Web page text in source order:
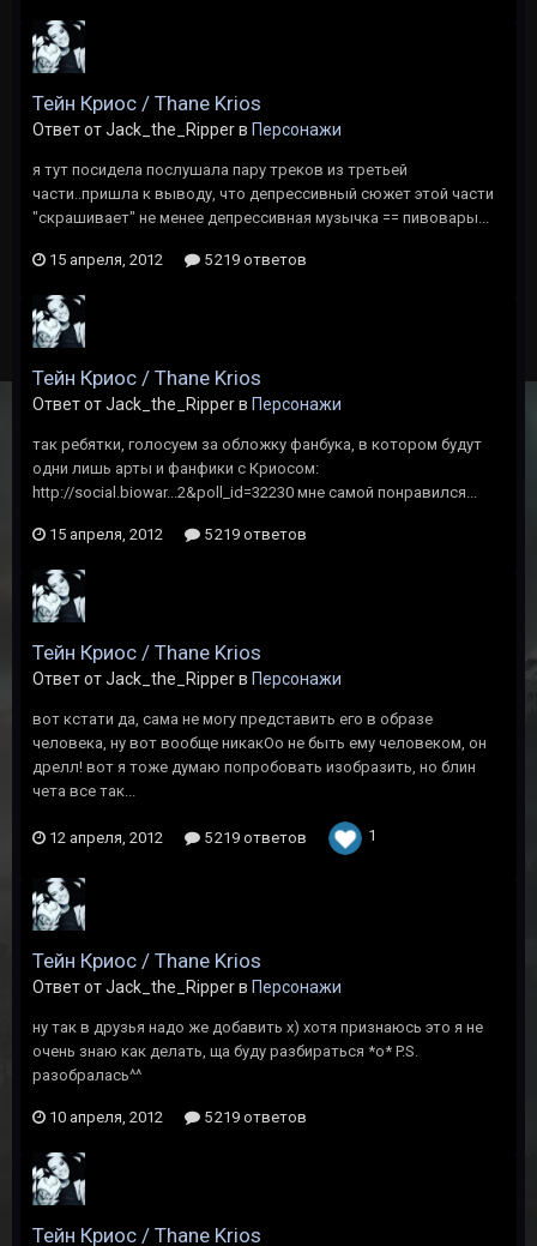
Тейн Криос / Thane Krios
Ответ от Jack_the_Ripper в Персонажи
я тут посидела послушала пару треков из третьей
части..пришла к выводу, что депрессивный сюжет этой части
"скрашивает" не менее депрессивная музычка == пивовары...
15 апреля, 2012 5 219 ответов
Тейн Криос / Thane Krios
Ответ от Jack_the_Ripper в Персонажи
так ребятки, голосуем за обложку фанбука, в котором будут
одни лишь арты и фанфики с Криосом:
http://social.biowar...2&poll_id=32230 мне самой понравился...
15 апреля, 2012 5 219 ответов
Тейн Криос / Thane Krios
Ответ от Jack_the_Ripper в Персонажи
вот кстати да, сама не могу представить его в образе
человека, ну вот вообще никакОо не быть ему человеком, он
дрелл! вот я тоже думаю попробовать изобразить, но блин
чета все так...
12 апреля, 2012 5 219 ответов 1
Тейн Криос / Thane Krios
Ответ от Jack_the_Ripper в Персонажи
ну так в друзья надо же добавить х) хотя признаюсь это я не
очень знаю как делать, ща буду разбираться *о* P.S.
разобралась^^
10 апреля, 2012 5 219 ответов
Тейн Криос / Thane Krios